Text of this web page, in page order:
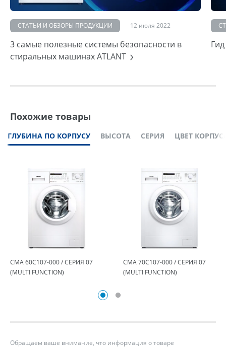
СТАТЬИ И ОБЗОРЫ ПРОДУКЦИИ 12 июля 2022
3 самые полезные системы безопасности в
стиральных машинах ATLANT
Похожие товары
ГЛУБИНА ПО КОРПУСУ ВЫСОТА СЕРИЯ ЦВЕТ
СМА 60С107-000 / СЕРИЯ 07
(MULTI FUNCTION)
СМА 70С107-000 / СЕРИЯ 07
(MULTI FUNCTION)
Обращаем ваше внимание, что информация о товаре